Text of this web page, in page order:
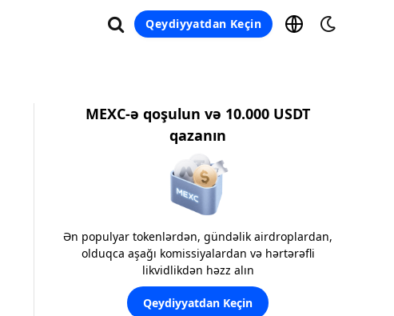
Qeydiyyatdan Keçin
MEXC-ə qoşulun və 10.000 USDT
qazanın
Ən populyar tokenlərdən, gündəlik airdroplardan,
olduqca aşağı komissiyalardan və hərtərəfli
likvidlikdən həzz alın
Qeydiyyatdan Keçin